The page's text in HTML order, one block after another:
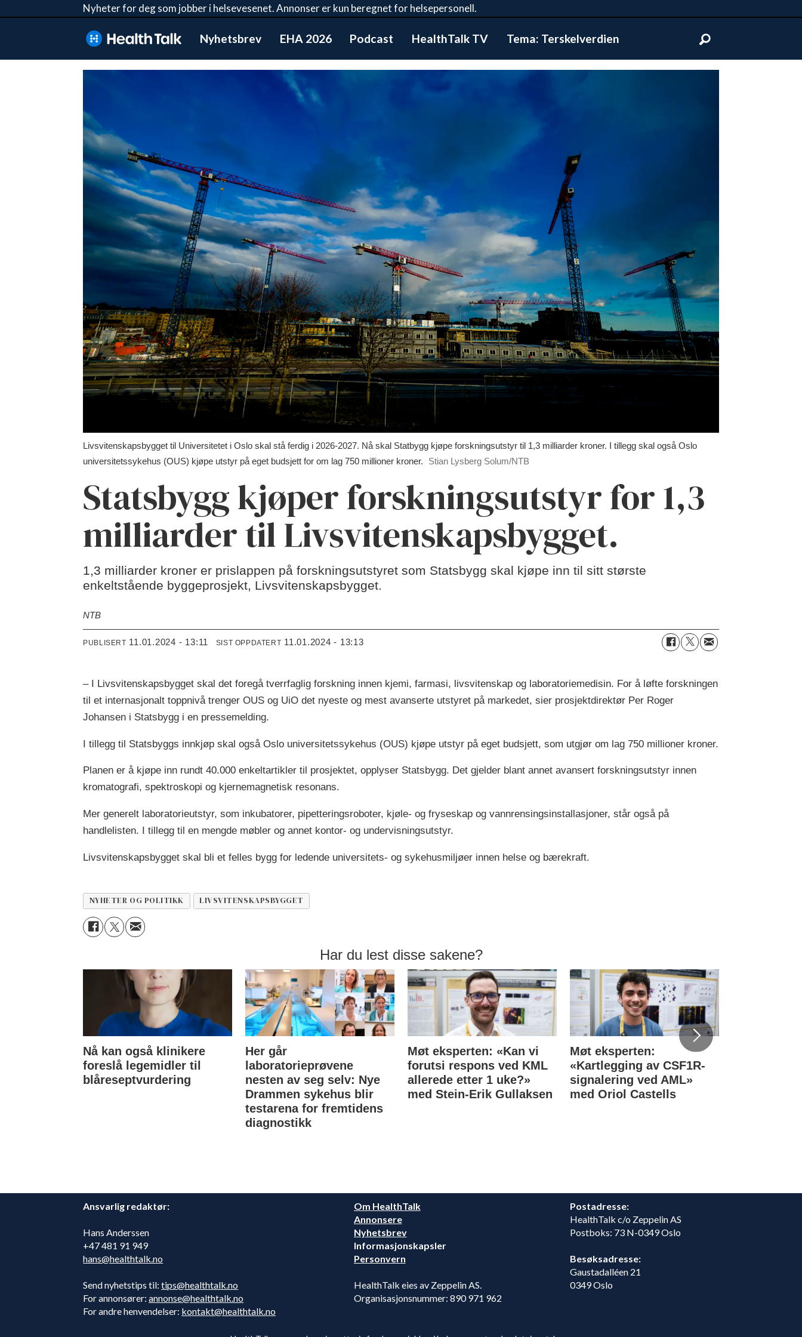
Nyheter for deg som jobber i helsevesenet. Annonser er kun beregnet for helsepersonell.
Nyhetsbrev EHA 2026 Podcast HealthTalk TV Tema: Terskelverdien
Livsvitenskapsbygget til Universitetet i Oslo skal stå ferdig i 2026-2027. Nå skal Statbygg kjøpe forskningsutstyr til 1,3 milliarder kroner. I tillegg skal også Oslo
universitetssykehus (OUS) kjøpe utstyr på eget budsjett for om lag 750 millioner kroner.
Stian Lysberg Solum/NTB
Statsbygg kjøper forskningsutstyr for 1,3
milliarder til Livsvitenskapsbygget.
1,3 milliarder kroner er prislappen på forskningsutstyret som Statsbygg skal kjøpe inn til sitt største
enkeltstående byggeprosjekt, Livsvitenskapsbygget.
NTB
PUBLISERT 11.01.2024 - 13:11 SIST OPPDATERT 11.01.2024 - 13:13
– I Livsvitenskapsbygget skal det foregå tverrfaglig forskning innen kjemi, farmasi, livsvitenskap og laboratoriemedisin. For å løfte forskningen
til et internasjonalt toppnivå trenger OUS og UiO det nyeste og mest avanserte utstyret på markedet, sier prosjektdirektør Per Roger
Johansen i Statsbygg i en pressemelding.
I tillegg til Statsbyggs innkjøp skal også Oslo universitetssykehus (OUS) kjøpe utstyr på eget budsjett, som utgjør om lag 750 millioner kroner.
Planen er å kjøpe inn rundt 40.000 enkeltartikler til prosjektet, opplyser Statsbygg. Det gjelder blant annet avansert forskningsutstyr innen
kromatografi, spektroskopi og kjernemagnetisk resonans.
Mer generelt laboratorieutstyr, som inkubatorer, pipetteringsroboter, kjøle- og fryseskap og vannrensingsinstallasjoner, står også på
handlelisten. I tillegg til en mengde møbler og annet kontor- og undervisningsutstyr.
Livsvitenskapsbygget skal bli et felles bygg for ledende universitets- og sykehusmiljøer innen helse og bærekraft.
NYHETER OG POLITIKK LIVSVITENSKAPSBYGGET
Har du lest disse sakene?
Nå kan også klinikere
foreslå legemidler til
blåreseptvurdering
Her går
laboratorieprøvene
nesten av seg selv: Nye
Drammen sykehus blir
testarena for fremtidens
diagnostikk
Møt eksperten: «Kan vi
forutsi respons ved KML
allerede etter 1 uke?»
med Stein-Erik Gullaksen
Møt eksperten:
«Kartlegging av CSF1R-
signalering ved AML»
med Oriol Castells
Ansvarlig redaktør:
Hans Anderssen
+47 481 91 949
hans@healthtalk.no
Send nyhetstips til:tips@healthtalk.no
For annonsører:annonse@healthtalk.no
For andre henvendelser: kontakt@healthtalk.no
Om HealthTalk
Annonsere
Nyhetsbrev
Informasjonskapsler
Personvern
HealthTalk eies av Zeppelin AS.
Organisasjonsnummer: 890 971 962
Postadresse:
HealthTalk c/o Zeppelin AS
Postboks: 73 N-0349 Oslo
Besøksadresse:
Gaustadalléen 21
0349 Oslo